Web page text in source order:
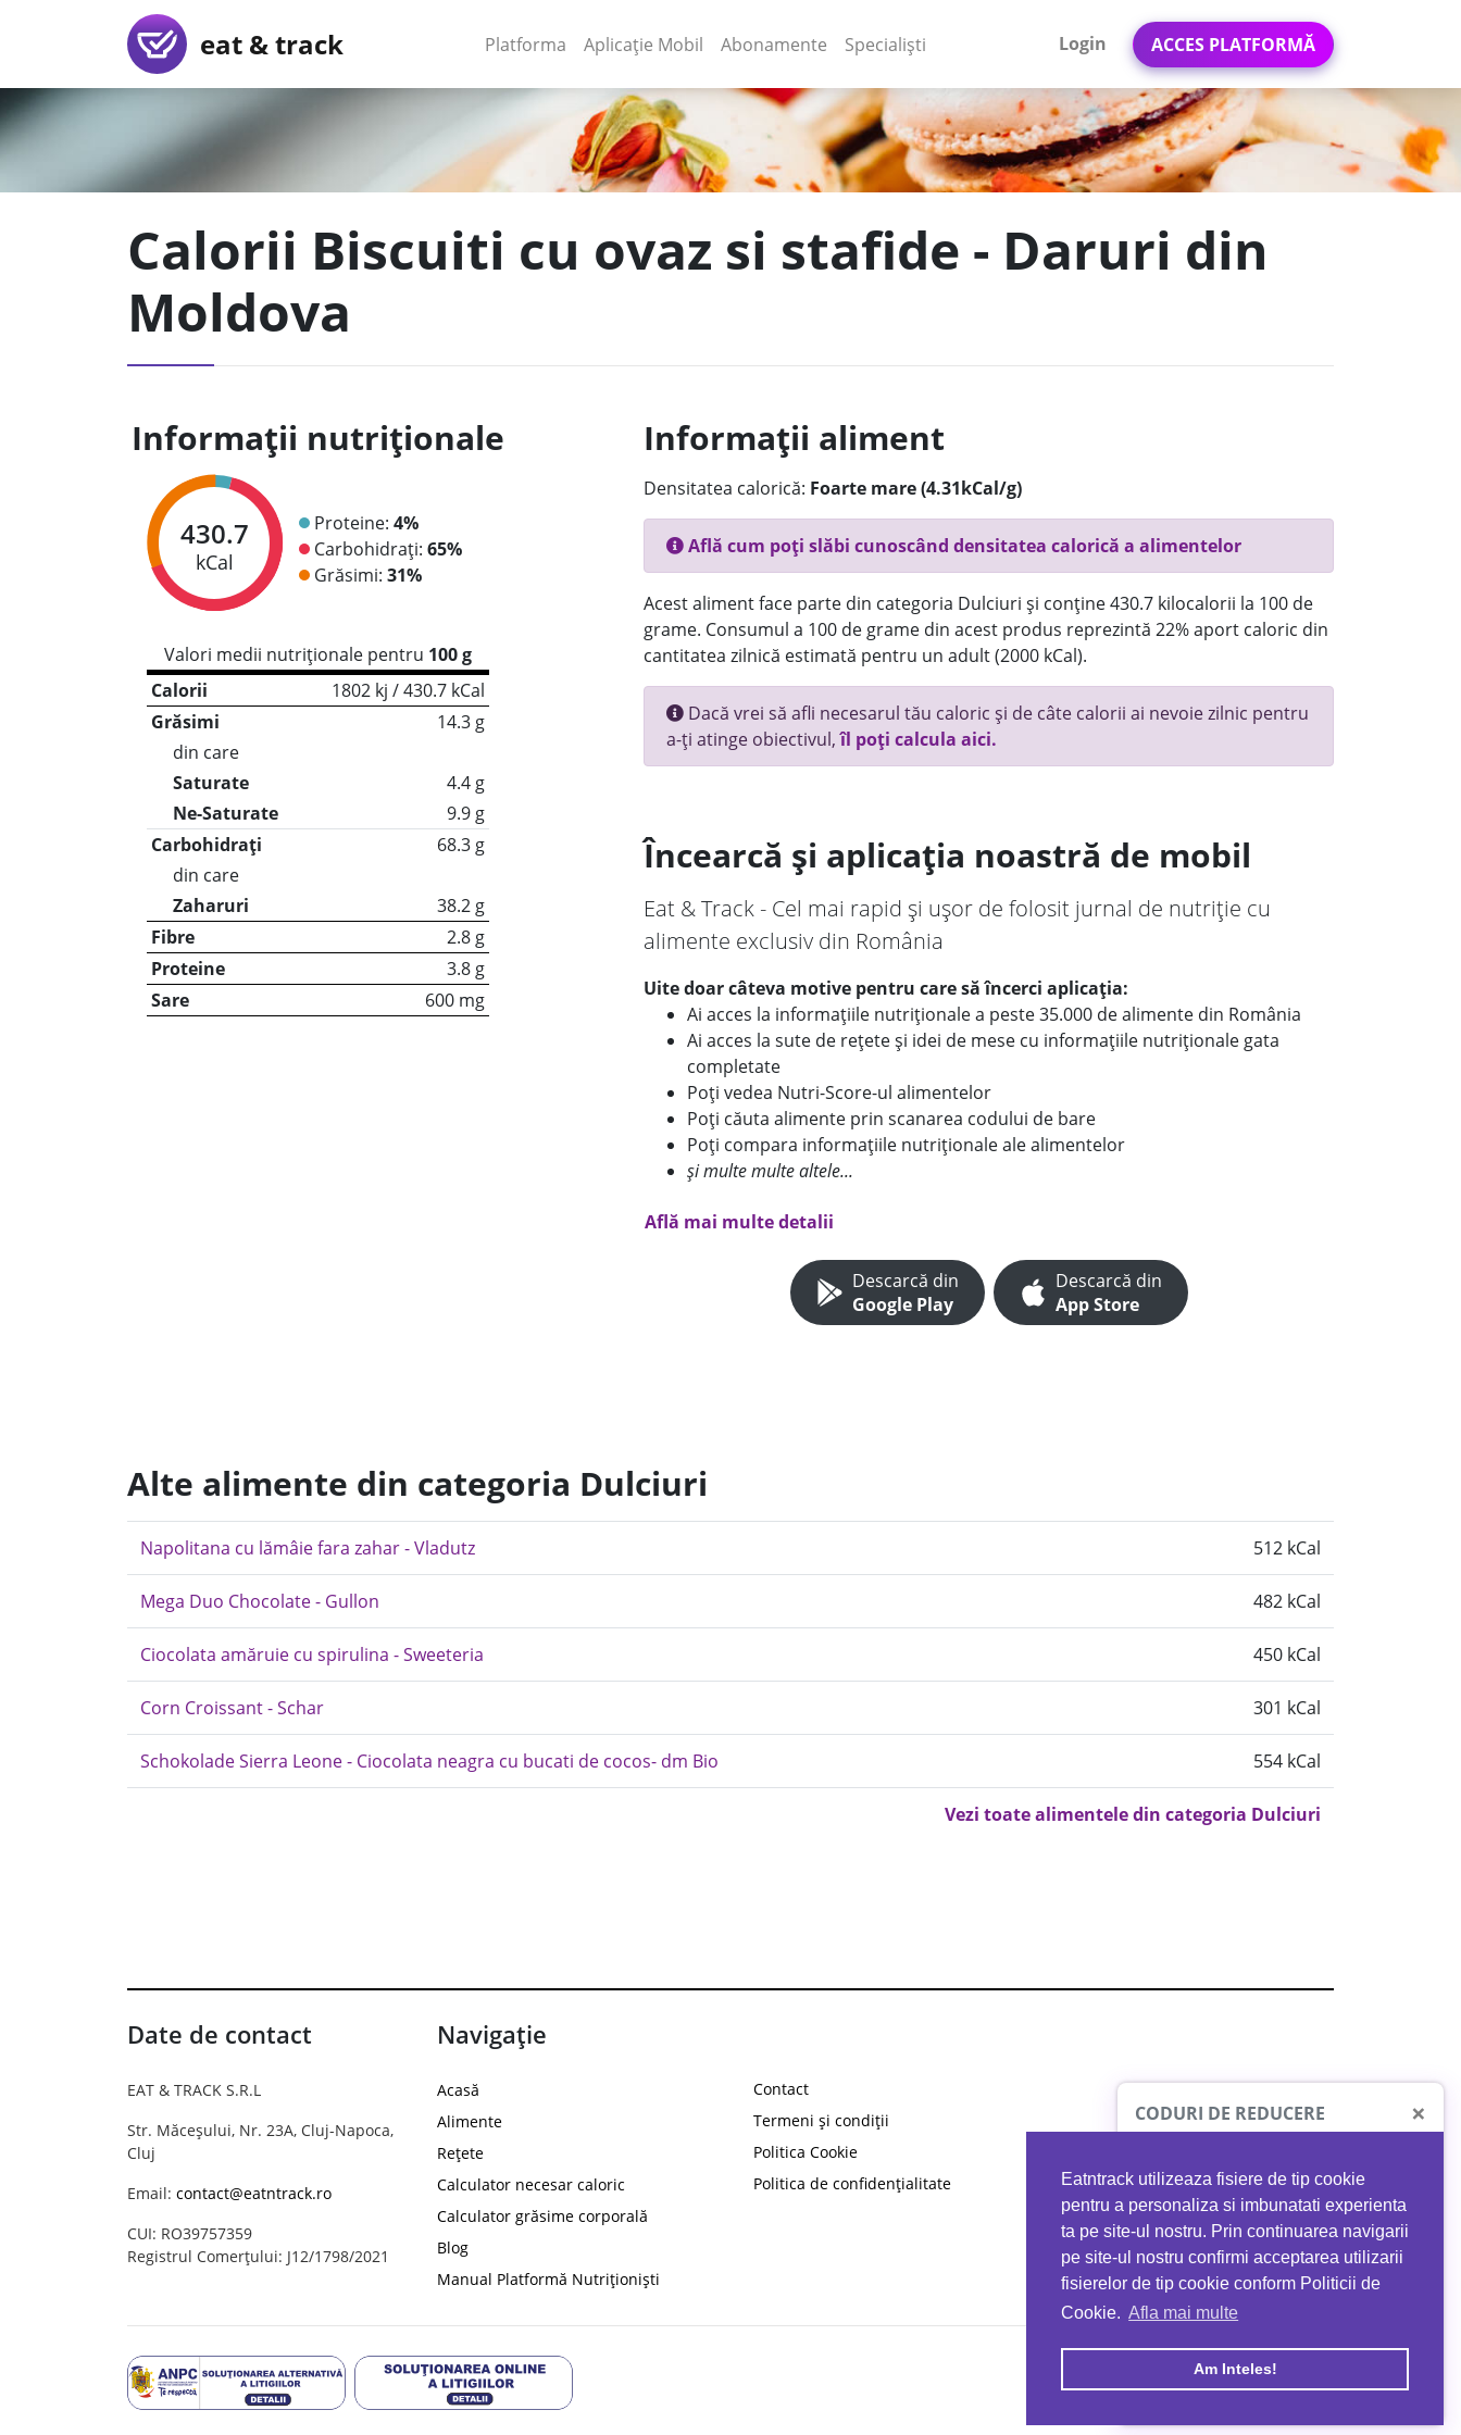
Eatntrack utilizeaza fisiere de tip cookie
pentru a personaliza si imbunatati experienta
ta pe site-ul nostru. Prin continuarea navigarii
pe site-ul nostru confirmi acceptarea utilizarii
fisierelor de tip cookie conform Politicii de
Cookie. Afla mai multe
Am Inteles!
eat & track Platforma (current)
Aplicație Mobil (current)
Abonamente Specialiști Login ACCES PLATFORMĂ
Calorii Biscuiti cu ovaz si stafide - Daruri din
Moldova
Informații nutriționale
430.7
kCal
Proteine: 4%
Carbohidrați: 65%
Grăsimi: 31%
Valori medii nutriționale pentru 100 g
Calorii
1802 kj / 430.7 kCal
Grăsimi
14.3 g
din care
Saturate
4.4 g
Ne-Saturate
9.9 g
Carbohidrați
68.3 g
din care
Zaharuri
38.2 g
Fibre
2.8 g
Proteine
3.8 g
Sare
600 mg
Informații aliment
Densitatea calorică: Foarte mare (4.31kCal/g)
Află cum poți slăbi cunoscând densitatea calorică a alimentelor
Acest aliment face parte din categoria Dulciuri și conține 430.7 kilocalorii la 100 de
grame. Consumul a 100 de grame din acest produs reprezintă 22% aport caloric din
cantitatea zilnică estimată pentru un adult (2000 kCal).
Dacă vrei să afli necesarul tău caloric și de câte calorii ai nevoie zilnic pentru
a-ți atinge obiectivul,îl poți calcula aici.
Încearcă și aplicația noastră de mobil
Eat & Track - Cel mai rapid și ușor de folosit jurnal de nutriție cu
alimente exclusiv din România
Uite doar câteva motive pentru care să încerci aplicația:
Ai acces la informațiile nutriționale a peste 35.000 de alimente din România
Ai acces la sute de rețete și idei de mese cu informațiile nutriționale gata
completate
Poți vedea Nutri-Score-ul alimentelor
Poți căuta alimente prin scanarea codului de bare
Poți compara informațiile nutriționale ale alimentelor
și multe multe altele...
Află mai multe detalii
Descarcă din
Google Play
Descarcă din
App Store
Alte alimente din categoria Dulciuri
Napolitana cu lămâie fara zahar - Vladutz 512 kCal
Mega Duo Chocolate - Gullon 482 kCal
Ciocolata amăruie cu spirulina - Sweeteria 450 kCal
Corn Croissant - Schar 301 kCal
Schokolade Sierra Leone - Ciocolata neagra cu bucati de cocos- dm Bio 554 kCal
Vezi toate alimentele din categoria Dulciuri
Date de contact
EAT & TRACK S.R.L
Str. Măceșului, Nr. 23A, Cluj-Napoca,
Cluj
Email: contact@eatntrack.ro
CUI: RO39757359
Registrul Comerțului: J12/1798/2021
Navigație
Acasă
Alimente
Rețete
Calculator necesar caloric
Calculator grăsime corporală
Blog
Manual Platformă Nutriționiști
Contact
Termeni și condiții
Politica Cookie
Politica de confidențialitate
CODURI DE REDUCERE ×
PROTO41
reducere la orice comandă
EATNTRACK
MYPROTEIN
Ai40%reducere la orice comandă
folosind codul EATTRACK